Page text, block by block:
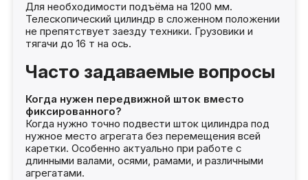
Для необходимости подъёма на 1200 мм.
Телескопический цилиндр в сложенном положении
не препятствует заезду техники. Грузовики и
тягачи до 16 т на ось.
Часто задаваемые вопросы
Когда нужен передвижной шток вместо
фиксированного?
Когда нужно точно подвести шток цилиндра под
нужное место агрегата без перемещения всей
каретки. Особенно актуально при работе с
длинными валами, осями, рамами, и различными
агрегатами.